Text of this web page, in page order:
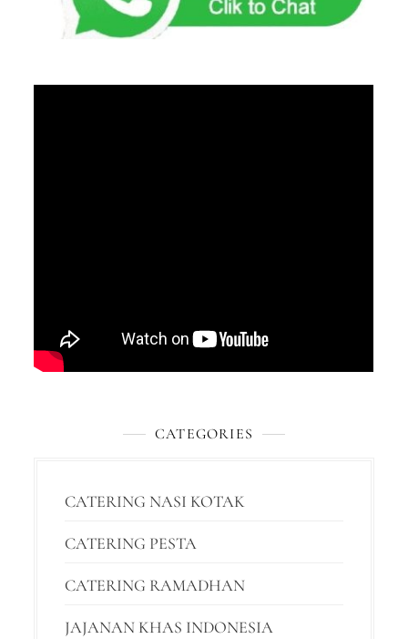
CATEGORIES
CATERING NASI KOTAK
CATERING PESTA
CATERING RAMADHAN
JAJANAN KHAS INDONESIA